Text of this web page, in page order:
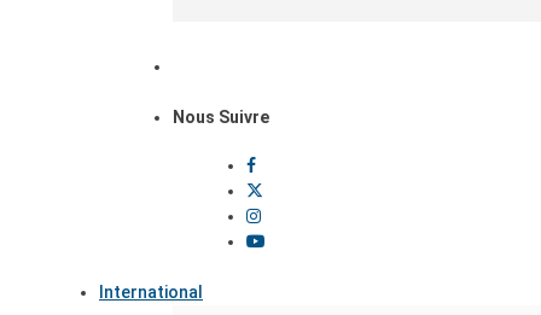
Nous Suivre
International